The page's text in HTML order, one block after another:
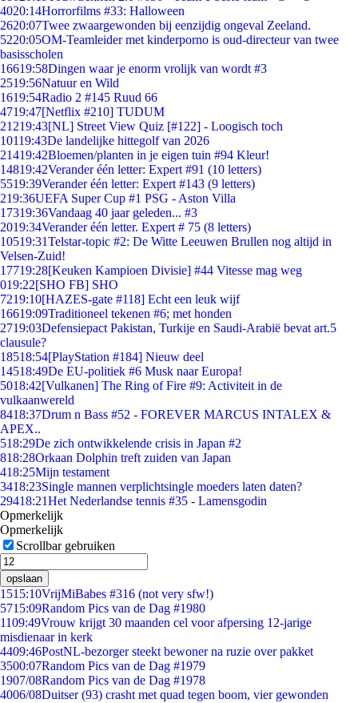
4020:14Horrorfilms #33: Halloween
2620:07Twee zwaargewonden bij eenzijdig ongeval Zeeland.
5220:05OM-Teamleider met kinderporno is oud-directeur van twee
basisscholen
16619:58Dingen waar je enorm vrolijk van wordt #3
2519:56Natuur en Wild
1619:54Radio 2 #145 Ruud 66
4719:47[Netflix #210] TUDUM
21219:43[NL] Street View Quiz [#122] - Loogisch toch
10119:43De landelijke hittegolf van 2026
21419:42Bloemen/planten in je eigen tuin #94 Kleur!
14819:42Verander één letter: Expert #91 (10 letters)
5519:39Verander één letter: Expert #143 (9 letters)
219:36UEFA Super Cup #1 PSG - Aston Villa
17319:36Vandaag 40 jaar geleden... #3
2019:34Verander één letter. Expert # 75 (8 letters)
10519:31Telstar-topic #2: De Witte Leeuwen Brullen nog altijd in
Velsen-Zuid!
17719:28[Keuken Kampioen Divisie] #44 Vitesse mag weg
019:22[SHO FB] SHO
7219:10[HAZES-gate #118] Echt een leuk wijf
16619:09Traditioneel tekenen #6; met honden
2719:03Defensiepact Pakistan, Turkije en Saudi-Arabië bevat art.5
clausule?
18518:54[PlayStation #184] Nieuw deel
14518:49De EU-politiek #6 Musk naar Europa!
5018:42[Vulkanen] The Ring of Fire #9: Activiteit in de
vulkaanwereld
8418:37Drum n Bass #52 - FOREVER MARCUS INTALEX &
APEX..
518:29De zich ontwikkelende crisis in Japan #2
818:28Orkaan Dolphin treft zuiden van Japan
418:25Mijn testament
3418:23Single mannen verplichtsingle moeders laten daten?
29418:21Het Nederlandse tennis #35 - Lamensgodin
Opmerkelijk
Opmerkelijk
Scrollbar gebruiken
opslaan
1515:10VrijMiBabes #316 (not very sfw!)
5715:09Random Pics van de Dag #1980
1109:49Vrouw krijgt 30 maanden cel voor afpersing 12-jarige
misdienaar in kerk
4409:46PostNL-bezorger steekt bewoner na ruzie over pakket
3500:07Random Pics van de Dag #1979
1907/08Random Pics van de Dag #1978
4006/08Duitser (93) crasht met quad tegen boom, vier gewonden